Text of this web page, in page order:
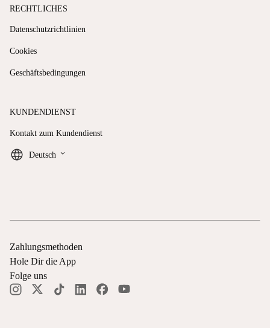
RECHTLICHES
Datenschutzrichtlinien
Cookies
Geschäftsbedingungen
KUNDENDIENST
Kontakt zum Kundendienst
Deutsch keyboard_arrow_down
Zahlungsmethoden
Hole Dir die App
Folge uns